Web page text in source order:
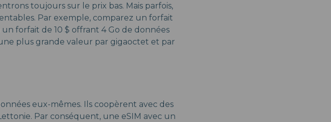
toujours sur le prix bas. Mais parfois,
Par exemple, comparez un forfait
forfait de 10 $ offrant 4 Go de données
plus grande valeur par gigaoctet et par
eux-mêmes. Ils coopèrent avec des
Par conséquent, une eSIM avec un